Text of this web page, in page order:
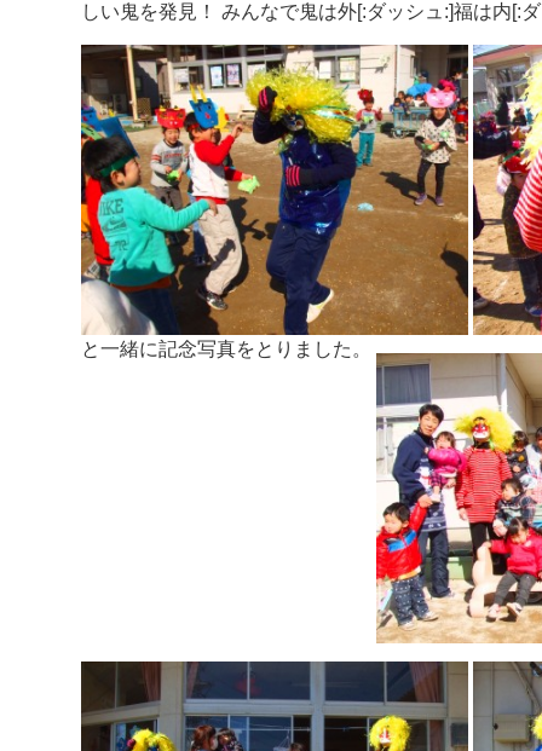
しい鬼を発見！ みんなで鬼は外[:ダッシュ:]福は内[:
と一緒に記念写真をとりました。